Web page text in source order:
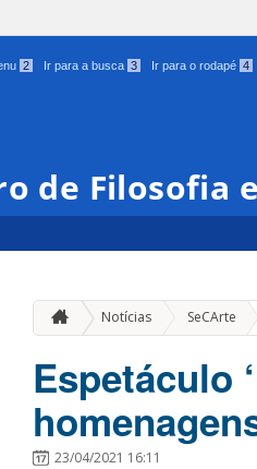
2 Ir para a busca 3 Ir para o rodapé 4
de Filosofia
Notícias SeCArte »
Espetáculo
23/04/2021 16:11